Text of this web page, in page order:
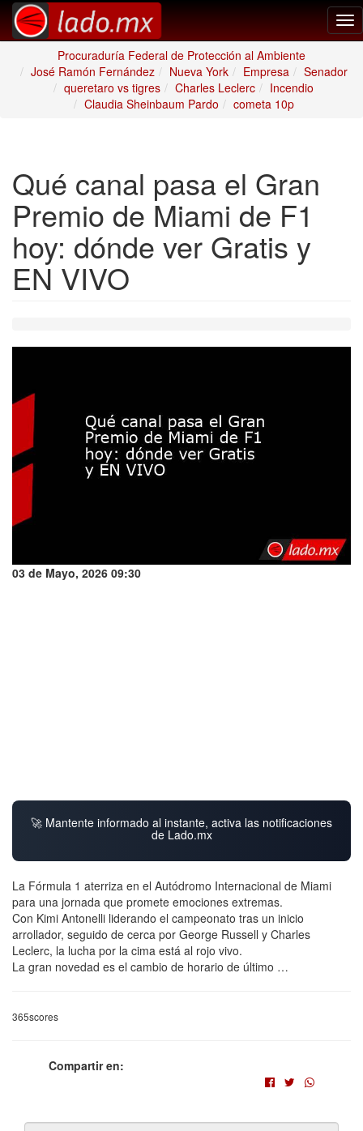
Procuraduría Federal de Protección al Ambiente
José Ramón Fernández
Nueva York Empresa
Senador
queretaro vs tigres
Charles Leclerc
Incendio
Claudia Sheinbaum Pardo
cometa 10p
Qué canal pasa el Gran
Premio de Miami de F1
hoy: dónde ver Gratis y
EN VIVO
03 de Mayo, 2026 09:30
🚀 Mantente informado al instante, activa las notificaciones
de Lado.mx
La Fórmula 1 aterriza en el Autódromo Internacional de Miami
para una jornada que promete emociones extremas.
Con Kimi Antonelli liderando el campeonato tras un inicio
arrollador, seguido de cerca por George Russell y Charles
Leclerc, la lucha por la cima está al rojo vivo.
La gran novedad es el cambio de horario de último …
365scores
Compartir en: